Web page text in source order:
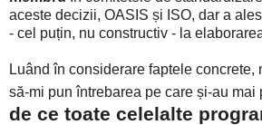
aceste decizii, OASIS și ISO, dar a
- cel puțin, nu constructiv - la
Luând în considerare faptele concrete,
să-mi pun întrebarea pe care și-au mai
de ce toate celelalte